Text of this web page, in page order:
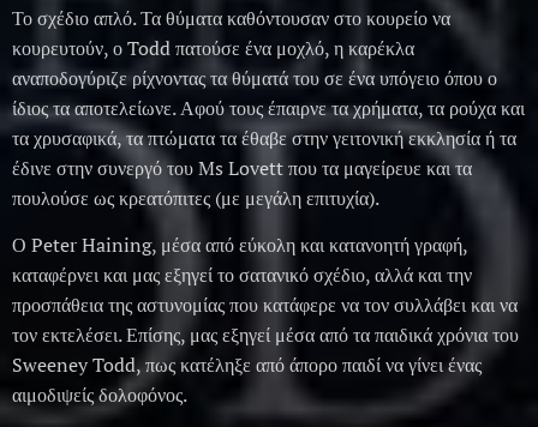
Το σχέδιο απλό. Τα θύματα καθόντουσαν στο κουρείο να
κουρευτούν, ο Todd πατούσε ένα μοχλό, η καρέκλα
αναποδογύριζε ρίχνοντας τα θύματά του σε ένα υπόγειο όπου ο
ίδιος τα αποτελείωνε. Αφού τους έπαιρνε τα χρήματα, τα ρούχα και
τα χρυσαφικά, τα πτώματα τα έθαβε στην γειτονική εκκλησία ή τα
έδινε στην συνεργό του Ms Lovett που τα μαγείρευε και τα
πουλούσε ως κρεατόπιτες (με μεγάλη επιτυχία).
Ο Peter Haining, μέσα από εύκολη και κατανοητή γραφή,
καταφέρνει και μας εξηγεί το σατανικό σχέδιο, αλλά και την
προσπάθεια της αστυνομίας που κατάφερε να τον συλλάβει και να
τον εκτελέσει. Επίσης, μας εξηγεί μέσα από τα παιδικά χρόνια του
Sweeney Todd, πως κατέληξε από άπορο παιδί να γίνει ένας
αιμοδιψείς δολοφόνος.